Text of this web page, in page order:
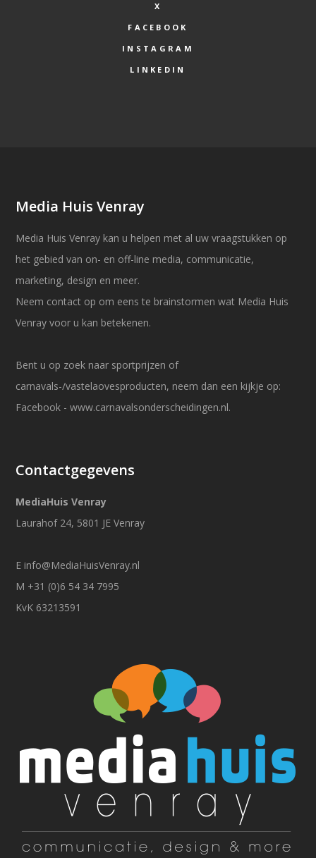
X
FACEBOOK
INSTAGRAM
LINKEDIN
Media Huis Venray
Media Huis Venray kan u helpen met al uw vraagstukken op
het gebied van on- en off-line media, communicatie,
marketing, design en meer.
Neem contact op om eens te brainstormen wat Media Huis
Venray voor u kan betekenen.
Bent u op zoek naar sportprijzen of
carnavals-/vastelaovesproducten, neem dan een kijkje op:
Facebook -www.carnavalsonderscheidingen.nl.
Contactgegevens
MediaHuis Venray
Laurahof 24, 5801 JE Venray
E info@MediaHuisVenray.nl
M +31 (0)6 54 34 7995
KvK 63213591